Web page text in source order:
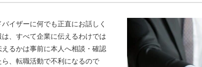
イザーに何でも正直にお話しく
、すべて企業に伝えるわけでは
るかは事前に本人へ相談・確認
、転職活動で不利になるので